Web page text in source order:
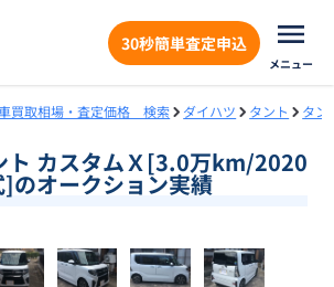
30秒簡単査定申込
メニュー
買取相場・査定価格 検索 ダイハツ タント タン
カスタムＸ[3.0万km/2020
のオークション実績
1/18